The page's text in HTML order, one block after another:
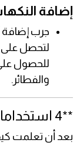
إضافة
جرب إضافة
لتحصل
للحصول
والفطائر.
**4 استخدامات عجينة المعجنات 🥐🍕
بعد أن تعلمت